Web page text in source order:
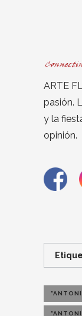
ARTE
pasión.
y la
opinión.